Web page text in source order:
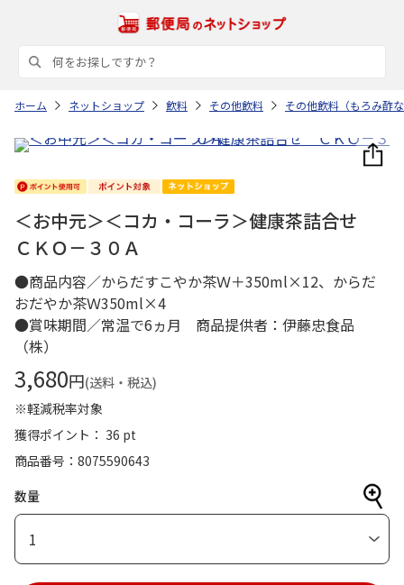
ホーム ネットショップ 飲料 その他飲料 その他飲料（もろみ酢
＜お中元＞＜コカ・コーラ＞健康茶詰合せ
ＣＫＯ－３０Ａ
●商品内容／からだすこやか茶Ｗ＋350ml×12、からだ
おだやか茶Ｗ350ml×4
●賞味期間／常温で6ヵ月 商品提供者：伊藤忠食品
（株）
3,680円(送料・税込)
※軽減税率対象
獲得ポイント： 36 pt
商品番号
8075590643
数量
1